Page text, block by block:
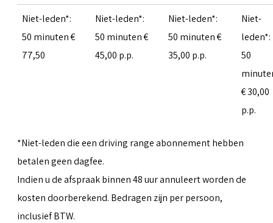
Niet-leden*:
50 minuten €
77,50
Niet-leden*:
50 minuten €
45,00 p.p.
Niet-leden*:
50 minuten €
35,00 p.p.
Niet-
leden*:
50
€ 30,00
p.p.
*Niet-leden die een driving range abonnement hebben
betalen geen dagfee.
Indien u de afspraak binnen 48 uur annuleert worden de
kosten doorberekend. Bedragen zijn per persoon,
inclusief BTW.